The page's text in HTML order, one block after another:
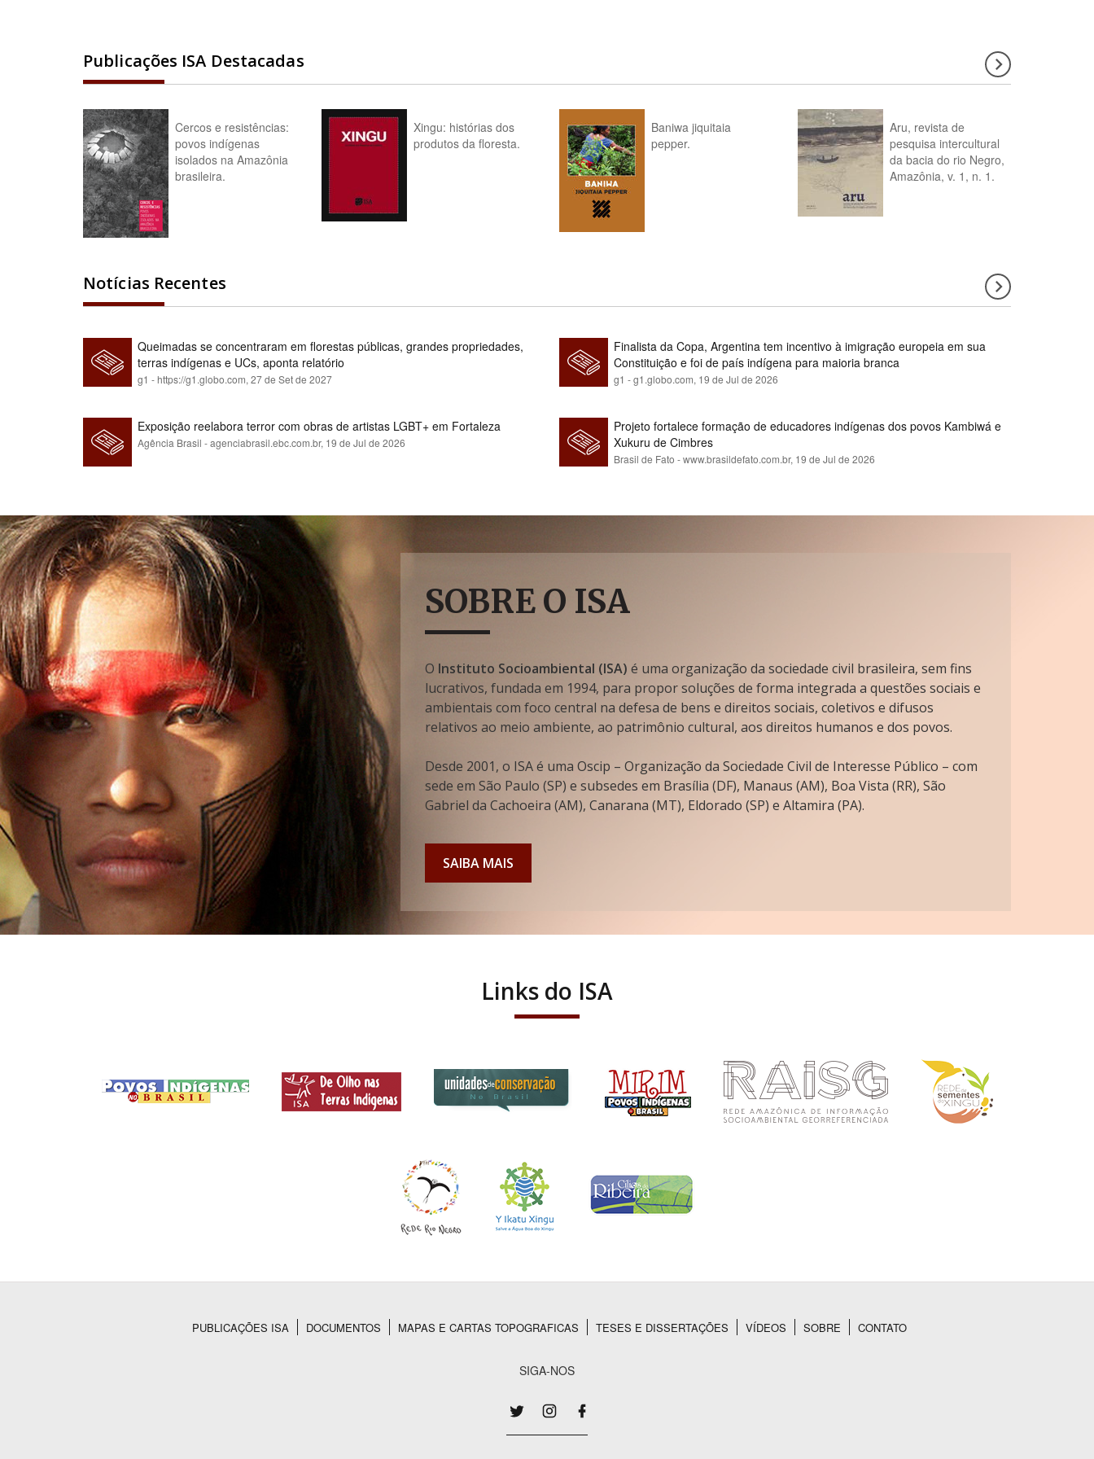
Publicações ISA Destacadas
Cercos e resistências:
povos indígenas
isolados na Amazônia
brasileira.
Xingu: histórias dos
produtos da floresta.
Baniwa jiquitaia
pepper.
Aru, revista de
pesquisa intercultural
da bacia do rio Negro,
Amazônia, v. 1, n. 1.
Notícias Recentes
Queimadas se concentraram em florestas públicas, grandes propriedades,
terras indígenas e UCs, aponta relatório
g1 - https://g1.globo.com, 27 de Set de 2027
Finalista da Copa, Argentina tem incentivo à imigração europeia em sua
Constituição e foi de país indígena para maioria branca
g1 - g1.globo.com, 19 de Jul de 2026
Exposição reelabora terror com obras de artistas LGBT+ em Fortaleza
Agência Brasil - agenciabrasil.ebc.com.br, 19 de Jul de 2026
Projeto fortalece formação de educadores indígenas dos povos Kambiwá e
Xukuru de Cimbres
Brasil de Fato - www.brasildefato.com.br, 19 de Jul de 2026
SOBRE O ISA
O Instituto Socioambiental (ISA) é uma organização da sociedade civil brasileira, sem fins
lucrativos, fundada em 1994, para propor soluções de forma integrada a questões sociais e
ambientais com foco central na defesa de bens e direitos sociais, coletivos e difusos
relativos ao meio ambiente, ao patrimônio cultural, aos direitos humanos e dos povos.
Desde 2001, o ISA é uma Oscip – Organização da Sociedade Civil de Interesse Público – com
sede em São Paulo (SP) e subsedes em Brasília (DF), Manaus (AM), Boa Vista (RR), São
Gabriel da Cachoeira (AM), Canarana (MT), Eldorado (SP) e Altamira (PA).
SAIBA MAIS
Links do ISA
PUBLICAÇÕES ISA DOCUMENTOS MAPAS E CARTAS TOPOGRAFICAS TESES E DISSERTAÇÕES VÍDEOS SOBRE CONTATO
SIGA-NOS